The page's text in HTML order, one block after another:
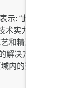
表示: “此次与
术实力及赛车传
和精准度的共同
解决方案，释放
内的赛车运动社